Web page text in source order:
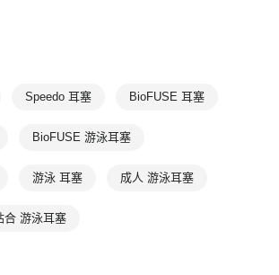
Speedo 耳塞 BioFUSE 耳塞
BioFUSE 游泳耳塞
游泳 耳塞 成人 游泳耳塞
合 游泳耳塞